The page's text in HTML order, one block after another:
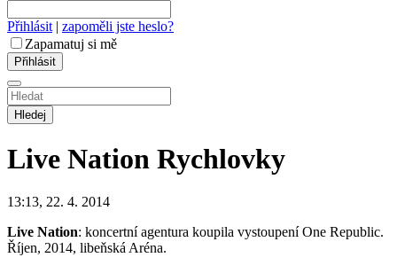
Přihlásit | zapoměli jste heslo?
Zapamatuj si mě
Hledej
Live Nation Rychlovky
13:13, 22. 4. 2014
Live Nation: koncertní agentura koupila vystoupení One Republic.
Říjen, 2014, libeňská Aréna.